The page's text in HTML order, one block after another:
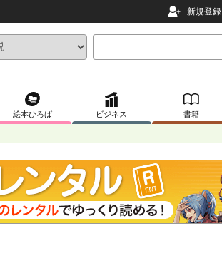
新規登録
絵本ひろば ビジネス 書籍